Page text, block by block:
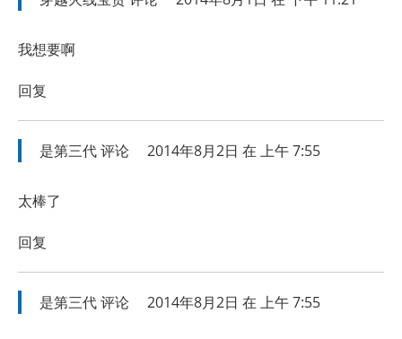
我想要啊
回复
是第三代评论 2014年8月2日 在 上午 7:55
太棒了
回复
是第三代评论 2014年8月2日 在 上午 7:55